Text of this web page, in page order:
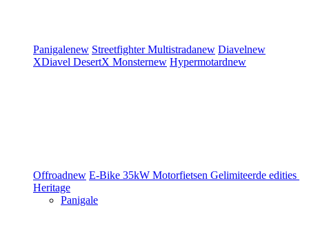
Panigalenew StreetfighterMultistradanew Diavelnew
XDiavel DesertX Monsternew Hypermotardnew
Offroadnew E-Bike 35kW Motorfietsen Gelimiteerde edities
Heritage
Panigale